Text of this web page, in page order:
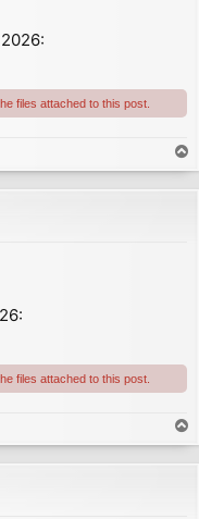
files attached to this post.
o
p
files attached to this post.
o
p